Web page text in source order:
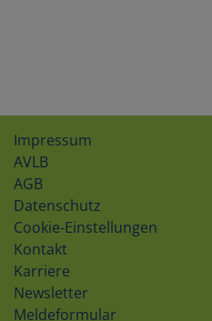
Impressum
AVLB
AGB
Datenschutz
Cookie-Einstellungen
Kontakt
Karriere
Newsletter
Meldeformular